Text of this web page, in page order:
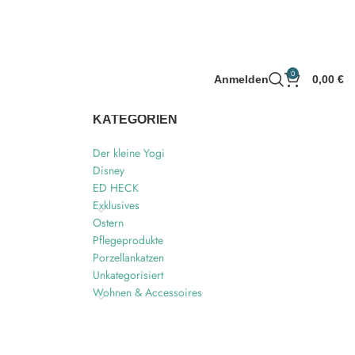
Anmelden 0 0,00 €
KATEGORIEN
Der kleine Yogi
Disney
ED HECK
Exklusives
Ostern
Pflegeprodukte
Porzellankatzen
Unkategorisiert
Wohnen & Accessoires